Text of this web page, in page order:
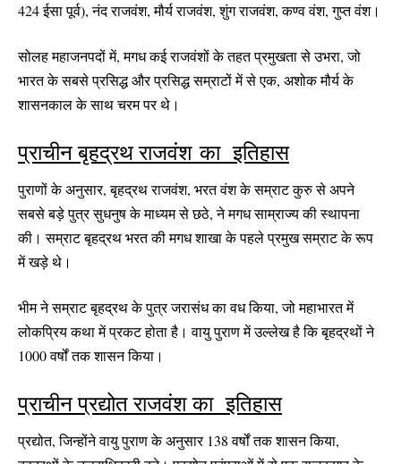
424 ईसा पूर्व), नंद राजवंश, मौर्य राजवंश, शुंग राजवंश, कण्व वंश, गुप्त वंश।
सोलह महाजनपदों में, मगध कई राजवंशों के तहत प्रमुखता से उभरा, जो
भारत के सबसे प्रसिद्ध और प्रसिद्ध सम्राटों में से एक, अशोक मौर्य के
शासनकाल के साथ चरम पर थे।
प्राचीन बृहद्रथ राजवंश का इतिहास
पुराणों के अनुसार, बृहद्रथ राजवंश, भरत वंश के सम्राट कुरु से अपने
सबसे बड़े पुत्र सुधनुष के माध्यम से छठे, ने मगध साम्राज्य की स्थापना
की। सम्राट बृहद्रथ भरत की मगध शाखा के पहले प्रमुख सम्राट के रूप
में खड़े थे।
भीम ने सम्राट बृहद्रथ के पुत्र जरासंध का वध किया, जो महाभारत में
लोकप्रिय कथा में प्रकट होता है। वायु पुराण में उल्लेख है कि बृहद्रथों ने
1000 वर्षों तक शासन किया।
प्राचीन प्रद्योत राजवंश का इतिहास
प्रद्योत, जिन्होंने वायु पुराण के अनुसार 138 वर्षों तक शासन किया,